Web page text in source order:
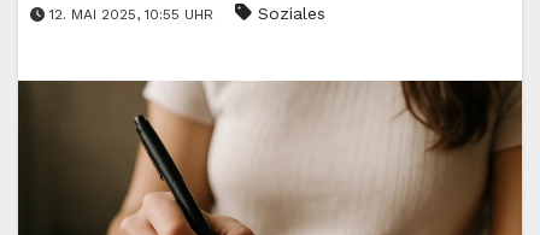
12. MAI 2025, 10:55 UHR Soziales